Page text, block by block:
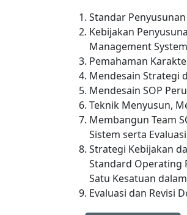
Standar
Kebijakan
Management System
Pemahaman
Mendesain Strategi
Mendesain SOP
Teknik Menyusun,
Membangun Team
Sistem serta
Strategi Kebijakan
Standard Operating
Satu Kesatuan
Evaluasi dan Revisi